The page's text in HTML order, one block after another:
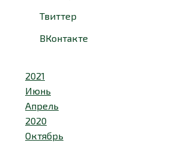
Твиттер
ВКонтакте
2021
Июнь
Апрель
2020
Октябрь